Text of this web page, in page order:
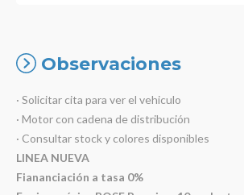
Observaciones
· Solicitar cita para ver el vehiculo
· Motor con cadena de distribución
· Consultar stock y colores disponibles
LINEA NUEVA
Fiananciación a tasa 0%